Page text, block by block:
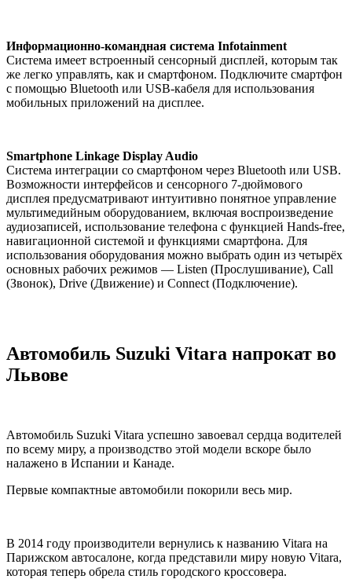
Информационно-командная система Infotainment
Система имеет встроенный сенсорный дисплей, которым так
же легко управлять, как и смартфоном. Подключите смартфон
с помощью Bluetooth или USB-кабеля для использования
мобильных приложений на дисплее.
Smartphone Linkage Display Audio
Система интеграции со смартфоном через Bluetooth или USB.
Возможности интерфейсов и сенсорного 7-дюймового
дисплея предусматривают интуитивно понятное управление
мультимедийным оборудованием, включая воспроизведение
аудиозаписей, использование телефона с функцией Hands-free,
навигационной системой и функциями смартфона. Для
использования оборудования можно выбрать один из четырёх
основных рабочих режимов — Listen (Прослушивание), Call
(Звонок), Drive (Движение) и Connect (Подключение).
Автомобиль Suzuki Vitara напрокат во
Львове
Автомобиль Suzuki Vitara успешно завоевал сердца водителей
по всему миру, а производство этой модели вскоре было
налажено в Испании и Канаде.
Первые компактные автомобили покорили весь мир.
В 2014 году производители вернулись к названию Vitara на
Парижском автосалоне, когда представили миру новую Vitara,
которая теперь обрела стиль городского кроссовера.